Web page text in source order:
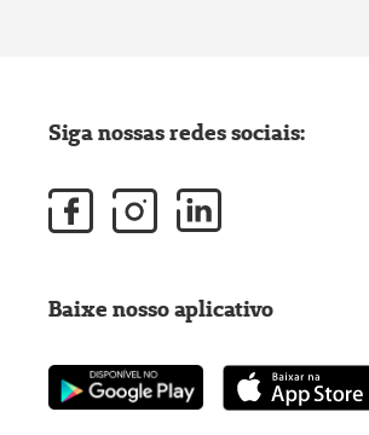
Siga nossas redes sociais:
Baixe nosso aplicativo